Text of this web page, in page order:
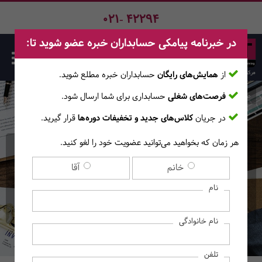
021- 42294
دوره جامع زبان انگلیسی
Business English -
Elementary A
صفحه اصلی دوره‌ها
در خبرنامه پیامکی حسابداران خبره عضو شوید تا:
از همایش‌های رایگان حسابداران خبره مطلع ‎شوید.
فرصت‌های شغلی حسابداری برای شما ارسال شود.
در جریانکلاس‌های جدید و تخفیفات دوره‌هاقرار گیرید.
هر زمان که بخواهید می‌توانید عضویت خود را لغو کنید.
خانم آقا
نام
نام خانوادگی
تلفن